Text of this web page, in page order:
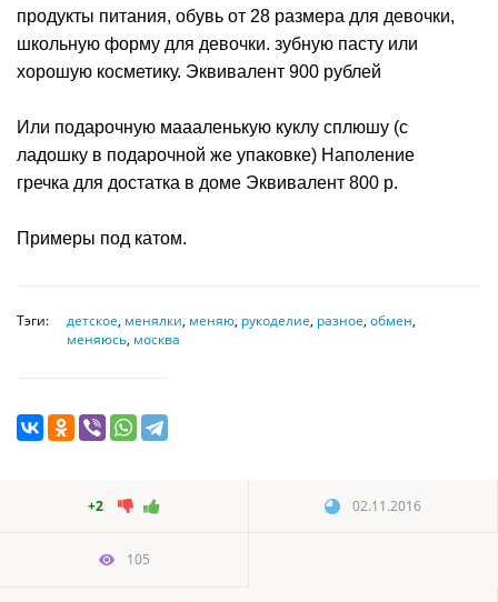
продукты питания, обувь от 28 размера для девочки,
школьную форму для девочки. зубную пасту или
хорошую косметику. Эквивалент 900 рублей
Или подарочную маааленькую куклу сплюшу (с
ладошку в подарочной же упаковке) Наполение
гречка для достатка в доме Эквивалент 800 р.
Примеры под катом.
Тэги: детское, менялки, меняю, рукоделие, разное, обмен,
меняюсь, москва
+2 02.11.2016
105